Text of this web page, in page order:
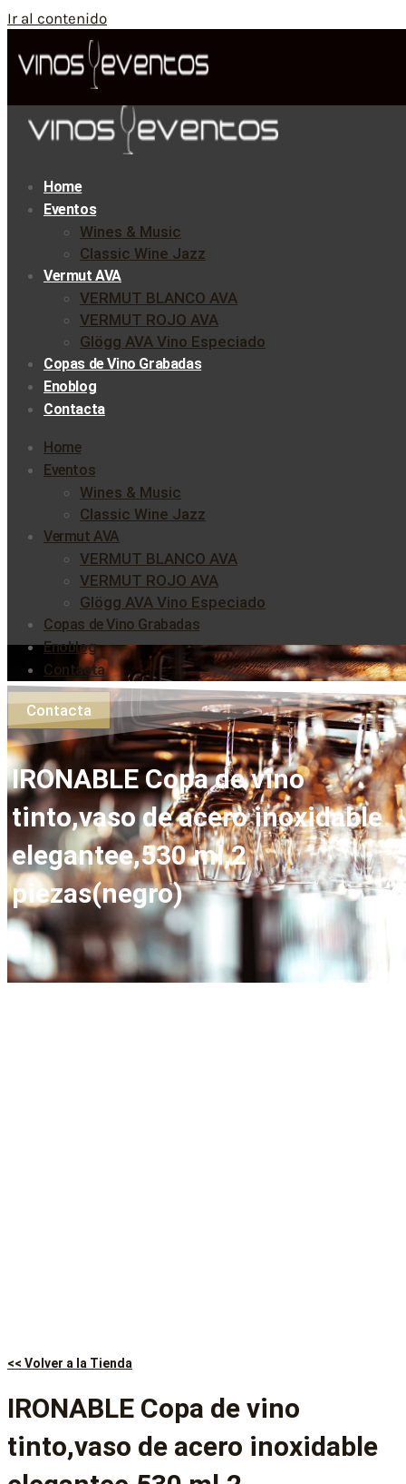
Ir al contenido
Home
Eventos
Wines & Music
Classic Wine Jazz
Vermut AVA
VERMUT BLANCO AVA
VERMUT ROJO AVA
Glögg AVA Vino Especiado
Copas de Vino Grabadas
Enoblog
Contacta
Home
Eventos
Wines & Music
Classic Wine Jazz
Vermut AVA
VERMUT BLANCO AVA
VERMUT ROJO AVA
Glögg AVA Vino Especiado
Copas de Vino Grabadas
Enoblog
Contacta
Contacta
IRONABLE Copa de vino
tinto,vaso de acero inoxidable
elegantee,530 ml,2
piezas(negro)
<< Volver a la Tienda
IRONABLE Copa de vino
tinto,vaso de acero inoxidable